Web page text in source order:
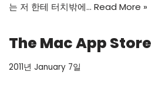
는 저 한테 터치밖에… Read More »
The Mac App Store
2011년 January 7일